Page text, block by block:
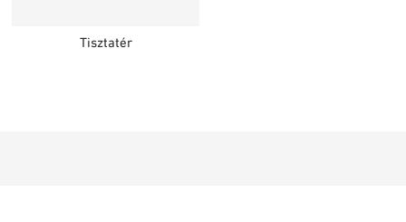
Tisztatér